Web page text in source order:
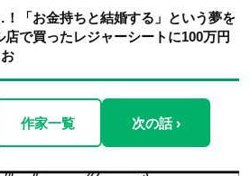
「お金持ちと結婚する」という夢を
で買ったレジャーシートに100万円
作家一覧 次の話 ›